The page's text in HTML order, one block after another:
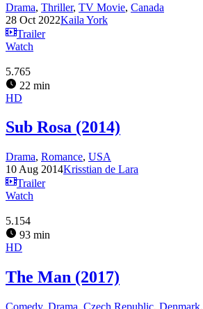
Drama, Thriller, TV Movie, Canada
28 Oct 2022Kaila York
Trailer
Watch
5.765
22 min
HD
Sub Rosa (2014)
Drama, Romance, USA
10 Aug 2014Krisstian de Lara
Trailer
Watch
5.154
93 min
HD
The Man (2017)